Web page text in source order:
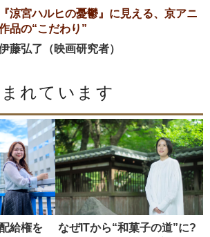
『涼宮ハルヒの憂鬱』に見える、京アニ
品の“こだわり”
藤弘了（映画研究者）
れています
給権を なぜITから“和菓子の道”に?